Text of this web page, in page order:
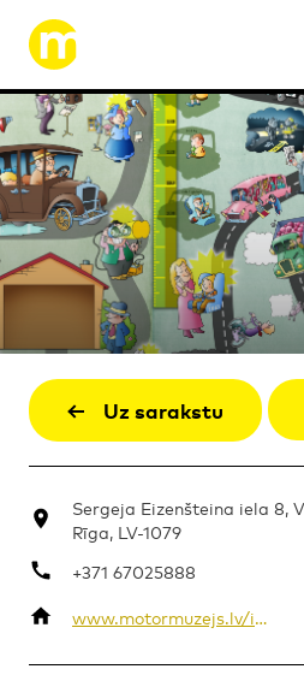
Uz sarakstu
Sergeja Eizenšteina iela 8,
Rīga, LV-1079
+371 67025888
www.motormuzejs.lv/index.php/en/